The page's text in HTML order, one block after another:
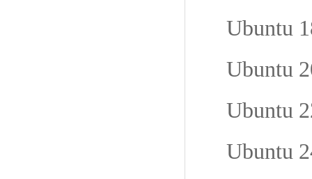
Ubuntu
Ubuntu
Ubuntu
Ubuntu